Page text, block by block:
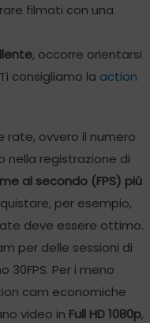
filmati con una
, occorre orientarsi
consigliamo la action
rate, ovvero il numero
nella registrazione di
al secondo (FPS) più
per esempio,
deve essere ottimo.
per delle sessioni di
Per i meno
cam economiche
video in Full HD 1080p,